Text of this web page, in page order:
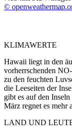
©
KLIMAWERTE
Hawaii liegt in den
vorherrschenden
zu den feuchten
die Leeseiten der
gibt es auf den
März regnet es mehr
LAND UND